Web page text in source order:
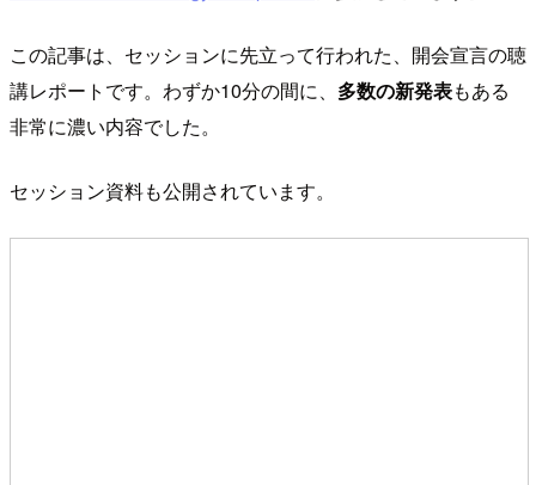
この記事は、セッションに先立って行われた、開会宣言の聴
講レポートです。わずか10分の間に、 多数の新発表もある
非常に濃い内容でした。
セッション資料も公開されています。